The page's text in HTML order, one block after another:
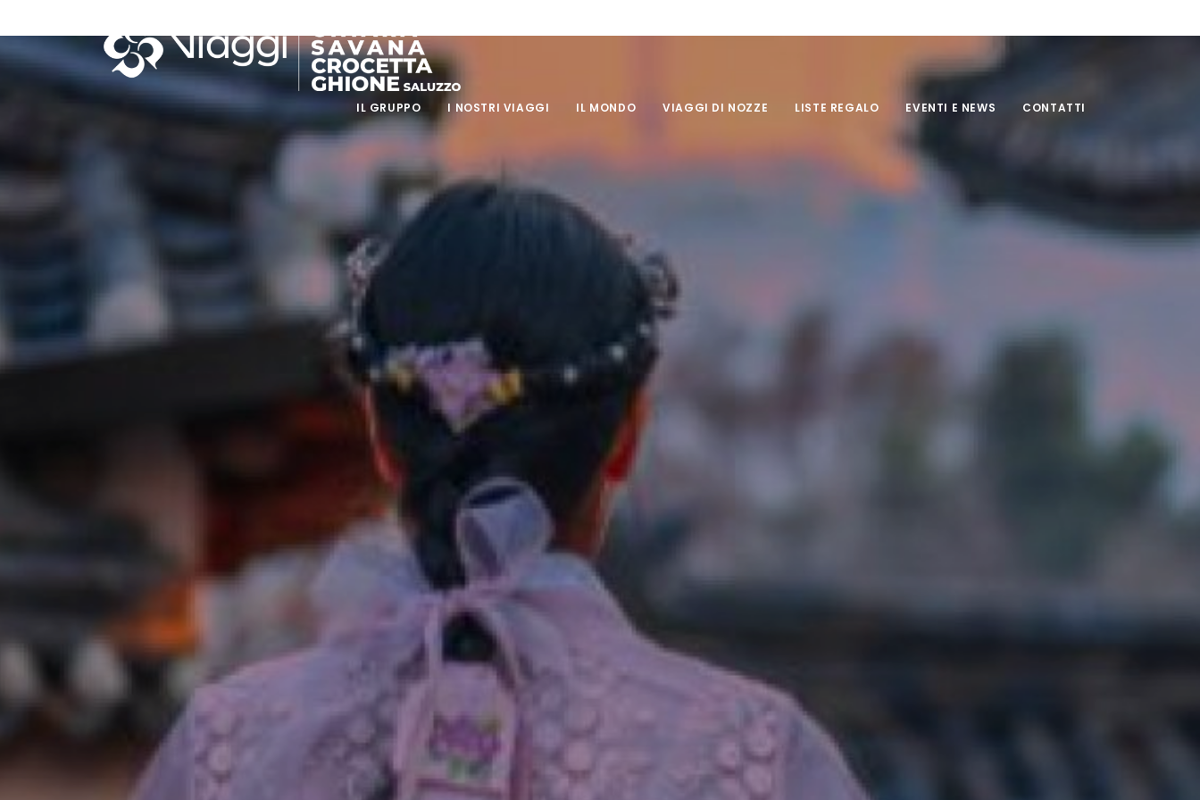
IL GRUPPO I NOSTRI VIAGGI IL MONDO VIAGGI DI NOZZE LISTE REGALO EVENTI E NEWS CONTATTI